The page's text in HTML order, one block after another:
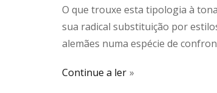
O que trouxe esta tipologia à
sua radical substituição por
alemães numa espécie de
Continue a ler